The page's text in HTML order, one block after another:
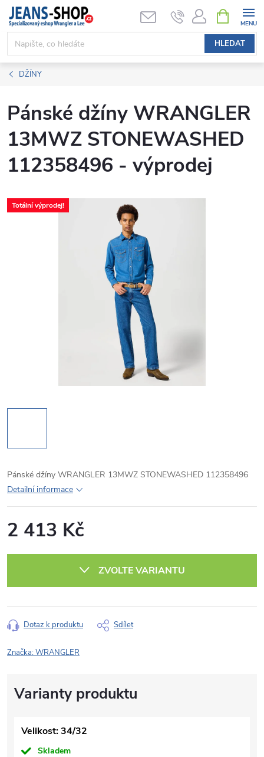
Přejít
obsah
HLEDAT
NÁKUPNÍ
KOŠÍK
DŽÍNY
Pánské džíny WRANGLER
13MWZ STONEWASHED
112358496 - výprodej
Totální výprodej!
Pánské džíny WRANGLER 13MWZ STONEWASHED 112358496
Detailní informace
2 413 Kč
ZVOLTE VARIANTU
Dotaz k produktu Sdílet
Značka:WRANGLER
Velikost: 34/32
Skladem